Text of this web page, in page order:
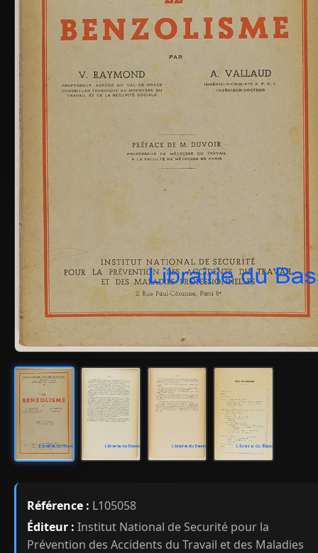
Référence : L105058
Éditeur : Institut National de Securité pour la
Prévention des Accidents du Travail et des Maladies